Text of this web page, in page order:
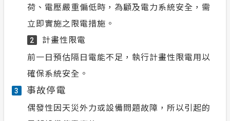
荷、電壓嚴重偏低時，為顧及電力系統安全，需
立即實施之限電措施。
2
計畫性限電
前一日預估隔日電能不足，執行計畫性限電用以
確保系統安全。
3 事故停電
偶發性因天災外力或設備問題故障，所以引起的